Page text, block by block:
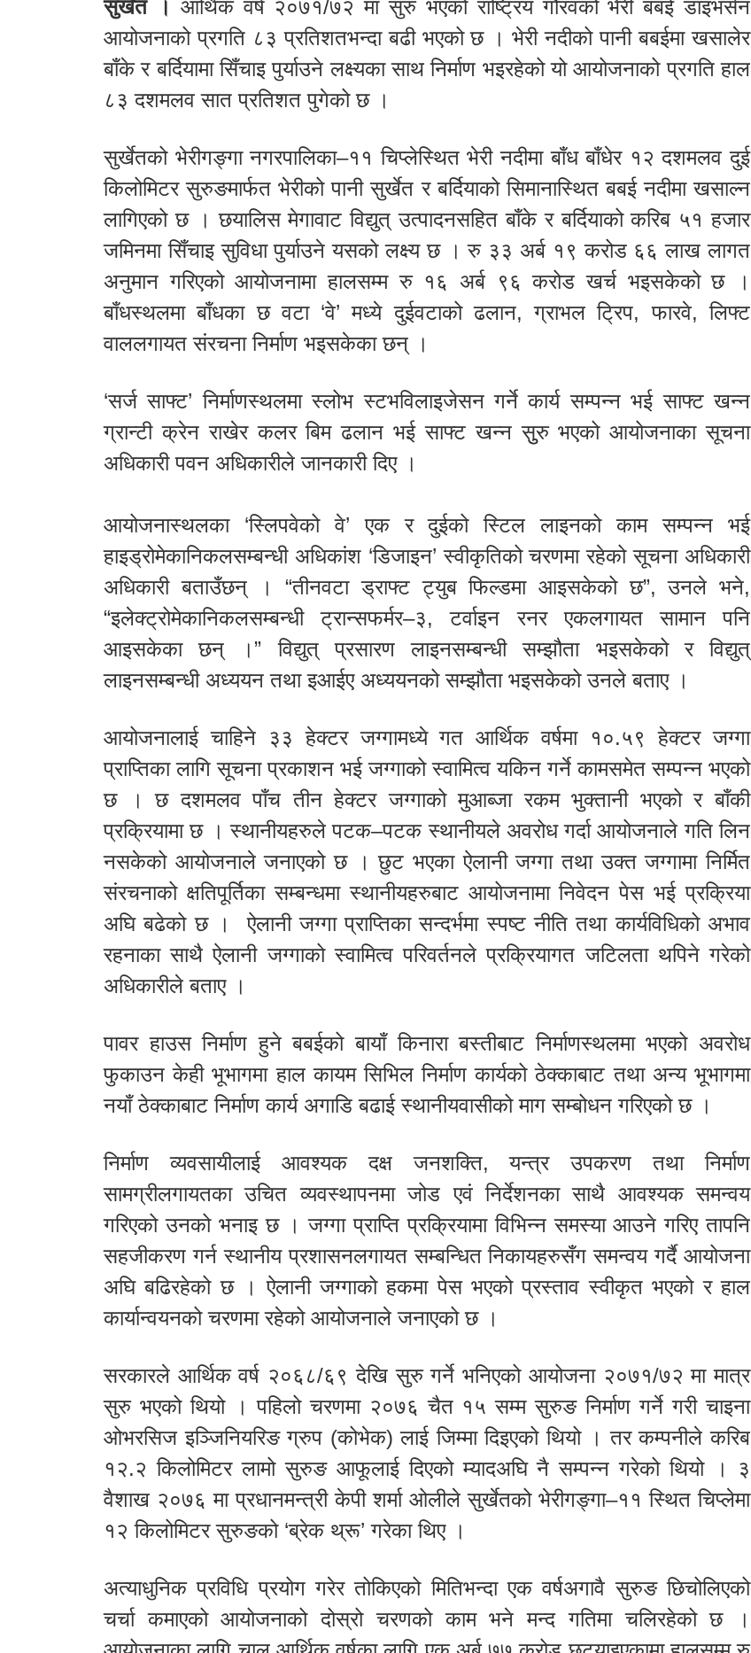
सुर्खेत । आर्थिक वर्ष २०७१/७२ मा सुरु भएको राष्ट्रिय गौरवको भेरी बबई डाइभर्सन
आयोजनाको प्रगति ८३ प्रतिशतभन्दा बढी भएको छ । भेरी नदीको पानी बबईमा खसालेर
बाँके र बर्दियामा सिँचाइ पुर्याउने लक्ष्यका साथ निर्माण भइरहेको यो आयोजनाको प्रगति हाल
८३ दशमलव सात प्रतिशत पुगेको छ ।
सुर्खेतको भेरीगङ्गा नगरपालिका–११ चिप्लेस्थित भेरी नदीमा बाँध बाँधेर १२ दशमलव दुई
किलोमिटर सुरुङमार्फत भेरीको पानी सुर्खेत र बर्दियाको सिमानास्थित बबई नदीमा खसाल्न
लागिएको छ । छयालिस मेगावाट विद्युत् उत्पादनसहित बाँके र बर्दियाको करिब ५१ हजार
जमिनमा सिँचाइ सुविधा पुर्याउने यसको लक्ष्य छ । रु ३३ अर्ब १९ करोड ६६ लाख लागत
अनुमान गरिएको आयोजनामा हालसम्म रु १६ अर्ब ९६ करोड खर्च भइसकेको छ ।
बाँधस्थलमा बाँधका छ वटा ‘वे’ मध्ये दुईवटाको ढलान, ग्राभल ट्रिप, फारवे, लिफ्ट
वाललगायत संरचना निर्माण भइसकेका छन् ।
‘सर्ज साफ्ट’ निर्माणस्थलमा स्लोभ स्टभविलाइजेसन गर्ने कार्य सम्पन्न भई साफ्ट खन्न
ग्रान्टी क्रेन राखेर कलर बिम ढलान भई साफ्ट खन्न सुुरु भएको आयोजनाका सूचना
अधिकारी पवन अधिकारीले जानकारी दिए ।
आयोजनास्थलका ‘स्लिपवेको वे’ एक र दुईको स्टिल लाइनको काम सम्पन्न भई
हाइड्रोमेकानिकलसम्बन्धी अधिकांश ‘डिजाइन’ स्वीकृतिको चरणमा रहेको सूचना अधिकारी
अधिकारी बताउँछन् । “तीनवटा ड्राफ्ट ट्युब फिल्डमा आइसकेको छ”, उनले भने,
“इलेक्ट्रोमेकानिकलसम्बन्धी ट्रान्सफर्मर–३, टर्वाइन रनर एकलगायत सामान पनि
आइसकेका छन् ।” विद्युत् प्रसारण लाइनसम्बन्धी सम्झौता भइसकेको र विद्युत्
लाइनसम्बन्धी अध्ययन तथा इआईए अध्ययनको सम्झौता भइसकेको उनले बताए ।
आयोजनालाई चाहिने ३३ हेक्टर जग्गामध्ये गत आर्थिक वर्षमा १०.५९ हेक्टर जग्गा
प्राप्तिका लागि सूचना प्रकाशन भई जग्गाको स्वामित्व यकिन गर्ने कामसमेत सम्पन्न भएको
छ । छ दशमलव पाँच तीन हेक्टर जग्गाको मुआब्जा रकम भुक्तानी भएको र बाँकी
प्रक्रियामा छ । स्थानीयहरुले पटक–पटक स्थानीयले अवरोध गर्दा आयोजनाले गति लिन
नसकेको आयोजनाले जनाएको छ । छुट भएका ऐलानी जग्गा तथा उक्त जग्गामा निर्मित
संरचनाको क्षतिपूर्तिका सम्बन्धमा स्थानीयहरुबाट आयोजनामा निवेदन पेस भई प्रक्रिया
अघि बढेको छ । ऐलानी जग्गा प्राप्तिका सन्दर्भमा स्पष्ट नीति तथा कार्यविधिको अभाव
रहनाका साथै ऐलानी जग्गाको स्वामित्व परिवर्तनले प्रक्रियागत जटिलता थपिने गरेको
अधिकारीले बताए ।
पावर हाउस निर्माण हुने बबईको बायाँ किनारा बस्तीबाट निर्माणस्थलमा भएको अवरोध
फुकाउन केही भूभागमा हाल कायम सिभिल निर्माण कार्यको ठेक्काबाट तथा अन्य भूभागमा
नयाँ ठेक्काबाट निर्माण कार्य अगाडि बढाई स्थानीयवासीको माग सम्बोधन गरिएको छ ।
निर्माण व्यवसायीलाई आवश्यक दक्ष जनशक्ति, यन्त्र उपकरण तथा निर्माण
सामग्रीलगायतका उचित व्यवस्थापनमा जोड एवं निर्देशनका साथै आवश्यक समन्वय
गरिएको उनको भनाइ छ । जग्गा प्राप्ति प्रक्रियामा विभिन्न समस्या आउने गरिए तापनि
सहजीकरण गर्न स्थानीय प्रशासनलगायत सम्बन्धित निकायहरुसँग समन्वय गर्दै आयोजना
अघि बढिरहेको छ । ऐलानी जग्गाको हकमा पेस भएको प्रस्ताव स्वीकृत भएको र हाल
कार्यान्वयनको चरणमा रहेको आयोजनाले जनाएको छ ।
सरकारले आर्थिक वर्ष २०६८/६९ देखि सुरु गर्ने भनिएको आयोजना २०७१/७२ मा मात्र
सुरु भएको थियो । पहिलो चरणमा २०७६ चैत १५ सम्म सुरुङ निर्माण गर्ने गरी चाइना
ओभरसिज इञ्जिनियरिङ ग्रुप (कोभेक) लाई जिम्मा दिइएको थियो । तर कम्पनीले करिब
१२.२ किलोमिटर लामो सुरुङ आफूलाई दिएको म्यादअघि नै सम्पन्न गरेको थियो । ३
वैशाख २०७६ मा प्रधानमन्त्री केपी शर्मा ओलीले सुर्खेतको भेरीगङ्गा–११ स्थित चिप्लेमा
१२ किलोमिटर सुरुङको ‘ब्रेक थ्रू’ गरेका थिए ।
अत्याधुनिक प्रविधि प्रयोग गरेर तोकिएको मितिभन्दा एक वर्षअगावै सुरुङ छिचोलिएको
चर्चा कमाएको आयोजनाको दोस्रो चरणको काम भने मन्द गतिमा चलिरहेको छ ।